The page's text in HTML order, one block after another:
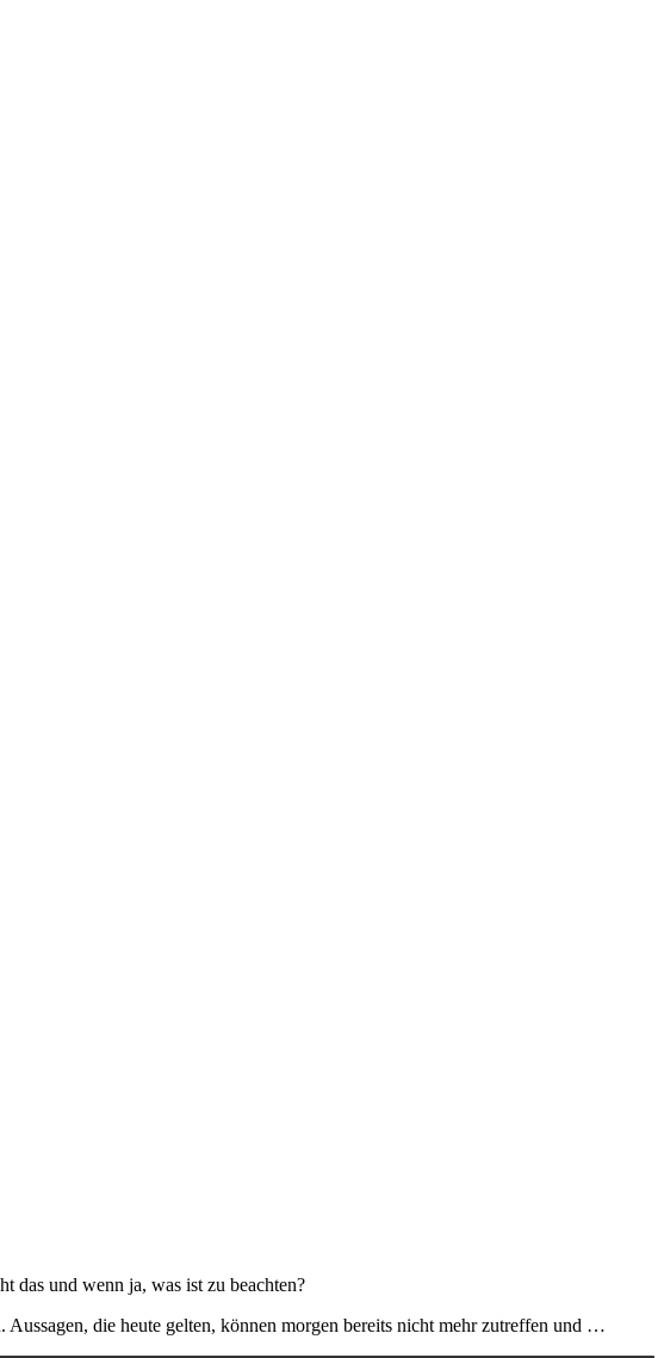
das und wenn ja, was ist zu beachten?
die heute gelten, können morgen bereits nicht mehr zutreffen und …